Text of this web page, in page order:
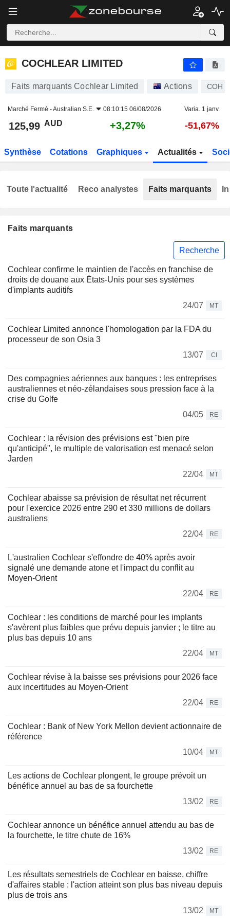
COCHLEAR LIMITED
COCHLEAR LIMITED
Faits marquants Cochlear Limited Actions COH
Marché Fermé -Australian S.E. 08:10:15 06/08/2026 Varia. 1 janv.
125,99 AUD +3,27% -51,67%
Synthèse Cotations Graphiques Actualités
Faits marquants
Recherche
Cochlear confirme le maintien de l'accès en franchise de
droits de douane aux États-Unis pour ses systèmes
d'implants auditifs
24/07
MT
Cochlear Limited annonce l'homologation par la FDA du
processeur de son Osia 3
13/07
CI
Des compagnies aériennes aux banques : les entreprises
australiennes et néo-zélandaises sous pression face à la
crise du Golfe
04/05
RE
Cochlear : la révision des prévisions est "bien pire
qu'anticipé", le multiple de valorisation est menacé selon
Jarden
22/04
MT
Cochlear abaisse sa prévision de résultat net récurrent
pour l'exercice 2026 entre 290 et 330 millions de dollars
australiens
22/04
RE
L'australien Cochlear s'effondre de 40% après avoir
signalé une demande atone et l'impact du conflit au
Moyen-Orient
22/04
RE
Cochlear : les conditions de marché pour les implants
s'avèrent plus faibles que prévu depuis janvier ; le titre au
plus bas depuis 10 ans
22/04
MT
Cochlear révise à la baisse ses prévisions pour 2026 face
aux incertitudes au Moyen-Orient
22/04
RE
Cochlear : Bank of New York Mellon devient actionnaire de
référence
10/04
MT
Les actions de Cochlear plongent, le groupe prévoit un
bénéfice annuel au bas de sa fourchette
13/02
RE
Cochlear annonce un bénéfice annuel attendu au bas de
la fourchette, le titre chute de 16%
13/02
RE
Les résultats semestriels de Cochlear en baisse, chiffre
d'affaires stable : l'action atteint son plus bas niveau depuis
plus de trois ans
13/02
MT
Toute l'actualité Reco analystes Faits marquants